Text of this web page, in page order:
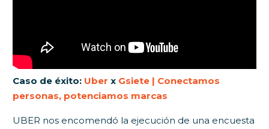
Caso de éxito: Uber x Gsiete | Conectamos
personas, potenciamos marcas
UBER nos encomendó la ejecución de una encuesta